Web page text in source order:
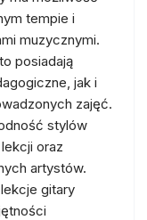
tempie i
muzycznymi.
posiadają
jak i
zajęć.
stylów
oraz
artystów.
gitary